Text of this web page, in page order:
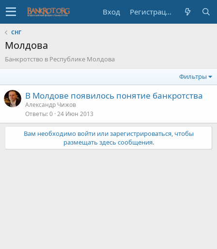
Вход Регистрация
СНГ
Молдова
Банкротство в Республике Молдова
Фильтры
В Молдове появилось понятие банкротства
Александр Чижов
Ответы 0 24 Июн 2013
Вам необходимо войти или зарегистрироваться, чтобы
размещать здесь сообщения.